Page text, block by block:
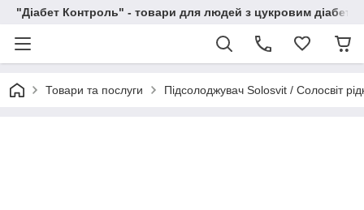
"Діабет Контроль" - товари для людей з цукровим
Товари та послуги Підсолоджувач Solosvit / Солосвіт